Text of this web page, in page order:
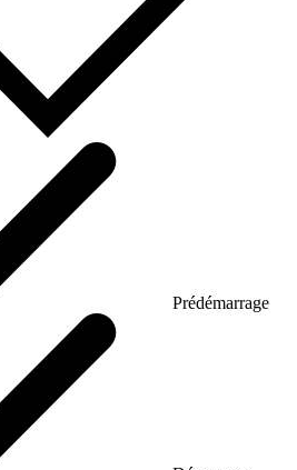
Prédémarrage